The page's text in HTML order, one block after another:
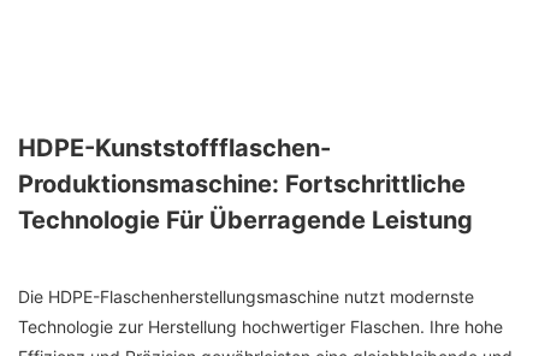
HDPE-Kunststoffflaschen-
Produktionsmaschine: Fortschrittliche
Technologie Für Überragende Leistung
Die HDPE-Flaschenherstellungsmaschine nutzt modernste
Technologie zur Herstellung hochwertiger Flaschen. Ihre hohe